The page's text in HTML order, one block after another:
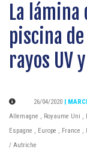
La
piscina
rayos UV
26/04/2020 |
Allemagne , Royaume Uni ,
Espagne , Europe , France ,
/ Autriche